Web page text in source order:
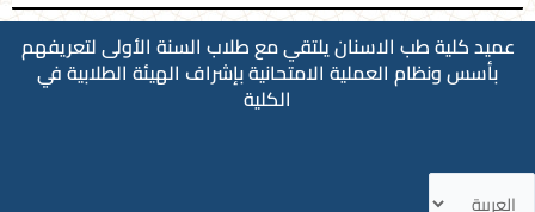
عميد كلية طب الاسنان يلتقي مع طلاب السنة الأولى لتعريفهم
بأسس ونظام العملية الامتحانية بإشراف الهيئة الطلابية في
الكلية